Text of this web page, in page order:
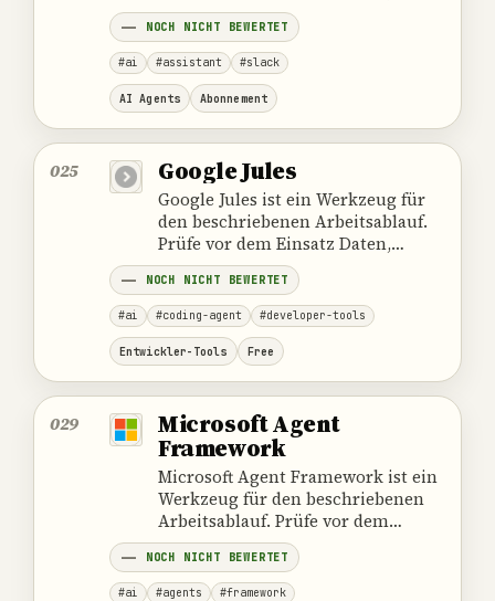
Zuständigkeiten, Kosten und die
offiziellen Produktangaben.
NOCH NICHT BEWERTET
#ai #assistant #slack
AI Agents Abonnement
025 Google Jules
Google Jules ist ein Werkzeug für
den beschriebenen Arbeitsablauf.
Prüfe vor dem Einsatz Daten,
Zuständigkeiten, Kosten und die
offiziellen Produktangaben.
NOCH NICHT BEWERTET
#ai #coding-agent #developer-tools
Entwickler-Tools Free
029 Microsoft Agent
Framework
Microsoft Agent Framework ist ein
Werkzeug für den beschriebenen
Arbeitsablauf. Prüfe vor dem
Einsatz Daten, Zuständigkeiten,
Kosten und die offiziellen
Produktangaben.
NOCH NICHT BEWERTET
#ai #agents #framework